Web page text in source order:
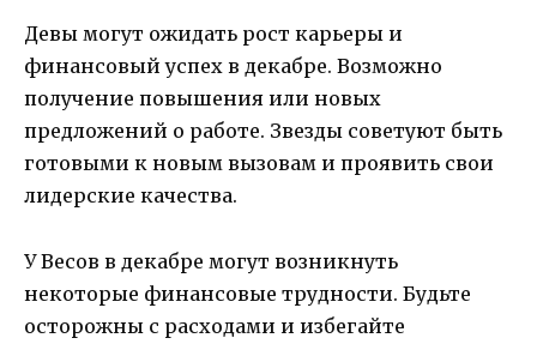
Девы могут ожидать рост карьеры и
финансовый успех в декабре. Возможно
получение повышения или новых
предложений о работе. Звезды советуют быть
готовыми к новым вызовам и проявить свои
лидерские качества.
У Весов в декабре могут возникнуть
некоторые финансовые трудности. Будьте
осторожны с расходами и избегайте